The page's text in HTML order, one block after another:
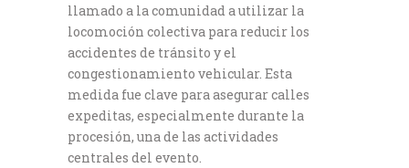
llamado a la comunidad a utilizar la
locomoción colectiva para reducir los
accidentes de tránsito y el
congestionamiento vehicular. Esta
medida fue clave para asegurar calles
expeditas, especialmente durante la
procesión, una de las actividades
centrales del evento.